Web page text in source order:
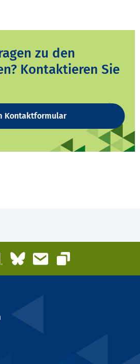
zu den
Kontaktieren Sie
Kontaktformular
LinkedInBlueskyE-Mail
Link kopieren